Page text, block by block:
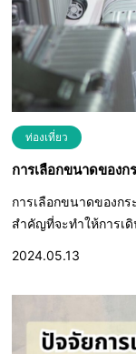
ท่องเที่ยว
การเลือกขนาดของก
การเลือกขนาดของกร
สำคัญที่จะทำให้การเ
2024.05.13